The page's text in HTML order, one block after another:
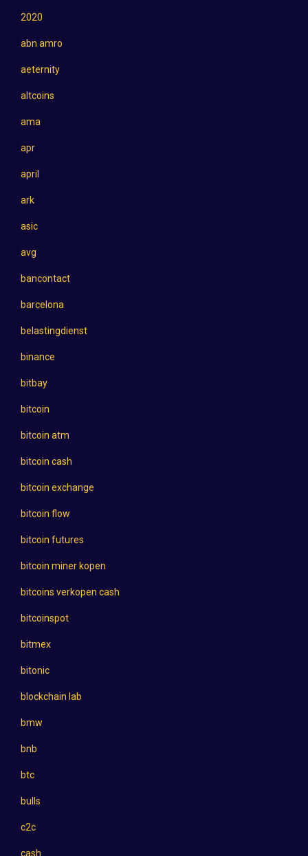
2020
abn amro
aeternity
altcoins
ama
apr
april
ark
asic
avg
bancontact
barcelona
belastingdienst
binance
bitbay
bitcoin
bitcoin atm
bitcoin cash
bitcoin exchange
bitcoin flow
bitcoin futures
bitcoin miner kopen
bitcoins verkopen cash
bitcoinspot
bitmex
bitonic
blockchain lab
bmw
bnb
btc
bulls
c2c
cash